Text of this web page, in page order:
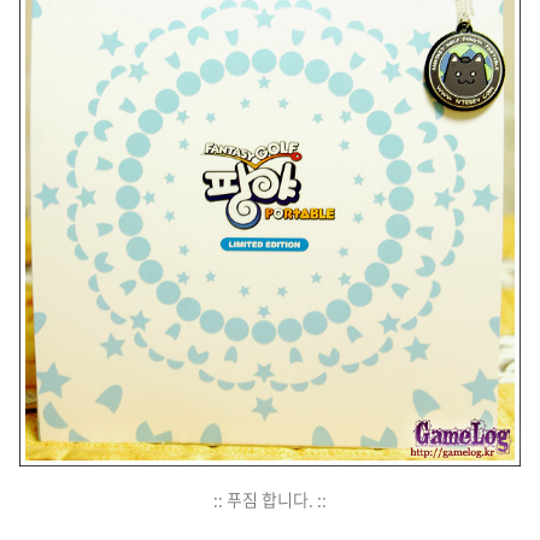
:: 푸짐 합니다. ::